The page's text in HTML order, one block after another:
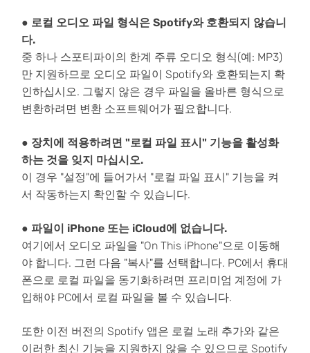
● 로컬 오디오 파일 형식은 Spotify와 호환되지 않습니
다.
중 하나 스포티파이의 한계 주류 오디오 형식(예: MP3)
만 지원하므로 오디오 파일이 Spotify와 호환되는지 확
인하십시오. 그렇지 않은 경우 파일을 올바른 형식으로
변환하려면 변환 소프트웨어가 필요합니다.
● 장치에 적용하려면 "로컬 파일 표시" 기능을 활성화
하는 것을 잊지 마십시오.
이 경우 "설정"에 들어가서 "로컬 파일 표시" 기능을 켜
서 작동하는지 확인할 수 있습니다.
● 파일이 iPhone 또는 iCloud에 없습니다.
여기에서 오디오 파일을 "On This iPhone"으로 이동해
야 합니다. 그런 다음 "복사"를 선택합니다. PC에서 휴대
폰으로 로컬 파일을 동기화하려면 프리미엄 계정에 가
입해야 PC에서 로컬 파일을 볼 수 있습니다.
또한 이전 버전의 Spotify 앱은 로컬 노래 추가와 같은
이러한 최신 기능을 지원하지 않을 수 있으므로 Spotify